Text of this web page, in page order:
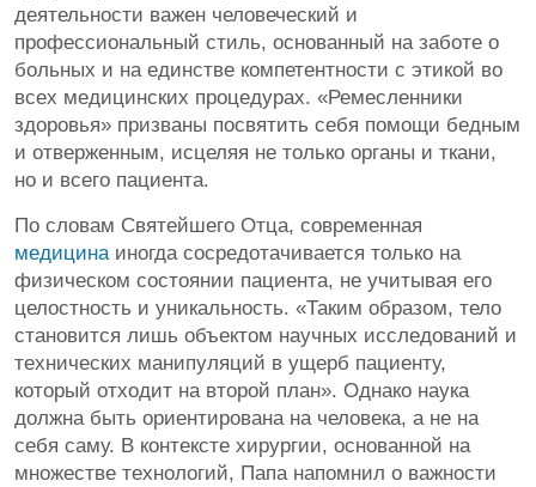
деятельности важен человеческий и
профессиональный стиль, основанный на заботе о
больных и на единстве компетентности с этикой во
всех медицинских процедурах. «Ремесленники
здоровья» призваны посвятить себя помощи бедным
и отверженным, исцеляя не только органы и ткани,
но и всего пациента.
По словам Святейшего Отца, современная
медицина иногда сосредотачивается только на
физическом состоянии пациента, не учитывая его
целостность и уникальность. «Таким образом, тело
становится лишь объектом научных исследований и
технических манипуляций в ущерб пациенту,
который отходит на второй план». Однако наука
должна быть ориентирована на человека, а не на
себя саму. В контексте хирургии, основанной на
множестве технологий, Папа напомнил о важности